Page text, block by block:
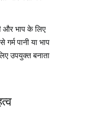
और भाप के लिए
गर्म पानी या भाप
उपयुक्त बनाता